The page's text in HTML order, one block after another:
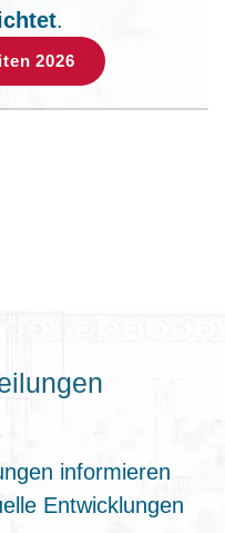
.
2026
informieren
Entwicklungen